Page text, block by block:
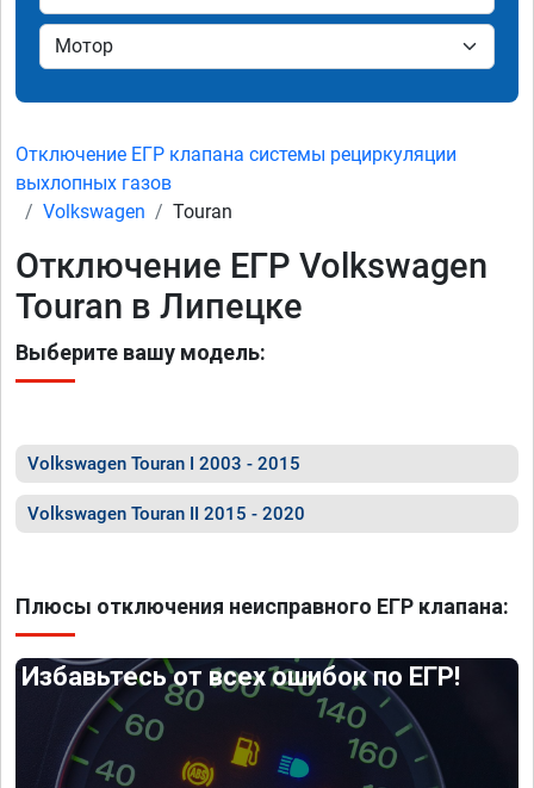
Отключение ЕГР клапана системы рециркуляции
выхлопных газов
Volkswagen
Touran
Отключение ЕГР Volkswagen
Touran в Липецке
Выберите вашу модель:
Volkswagen Touran I 2003 - 2015
Volkswagen Touran II 2015 - 2020
Плюсы отключения неисправного ЕГР клапана:
Избавьтесь от всех ошибок по ЕГР!